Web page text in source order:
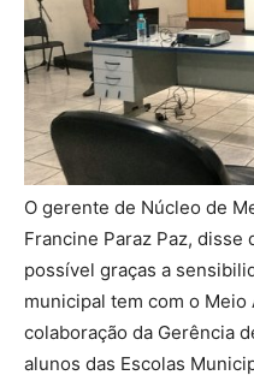
O gerente de Núcleo de
Francine Paraz Paz,
possível graças a
municipal tem com o Meio
colaboração da Gerência
alunos das Escolas